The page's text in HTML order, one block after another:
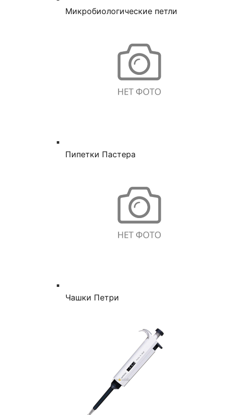
Микробиологические петли
Пипетки Пастера
Чашки Петри